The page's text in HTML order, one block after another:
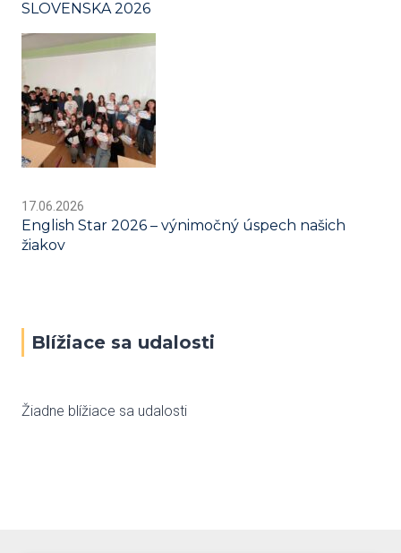
SLOVENSKA 2026
17.06.2026
English Star 2026 – výnimočný úspech našich
žiakov
Blížiace sa udalosti
Žiadne blížiace sa udalosti